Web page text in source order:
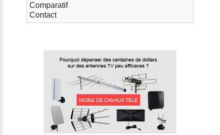
Comparatif
Contact